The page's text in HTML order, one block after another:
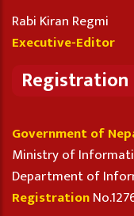
Rabi Kiran Regmi
Executive-Editor
Registration
Government of
Ministry of
Department of
Registration